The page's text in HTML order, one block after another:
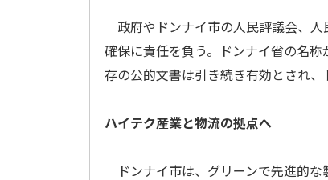
政府やドンナイ市の人民評議会、
確保に責任を負う。ドンナイ省の名
存の公的文書は引き続き有効とされ
ハイテク産業と物流の拠点へ
ドンナイ市は、グリーンで先進的